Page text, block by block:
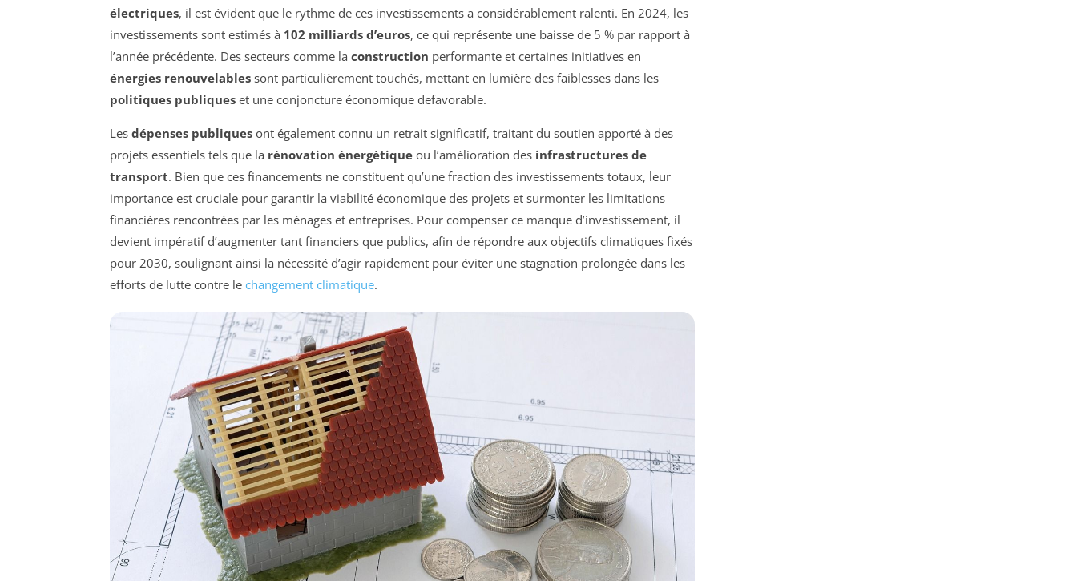
électriques, il est évident que le rythme de ces investissements a considérablement ralenti. En 2024, les
investissements sont estimés à 102 milliards d’euros, ce qui représente une baisse de 5 % par rapport à
l’année précédente. Des secteurs comme la construction performante et certaines initiatives en
énergies renouvelables sont particulièrement touchés, mettant en lumière des faiblesses dans les
politiques publiques et une conjoncture économique defavorable.
Les dépenses publiques ont également connu un retrait significatif, traitant du soutien apporté à des
projets essentiels tels que la rénovation énergétique ou l’amélioration des infrastructures de
transport. Bien que ces financements ne constituent qu’une fraction des investissements totaux, leur
importance est cruciale pour garantir la viabilité économique des projets et surmonter les limitations
financières rencontrées par les ménages et entreprises. Pour compenser ce manque d’investissement, il
devient impératif d’augmenter tant financiers que publics, afin de répondre aux objectifs climatiques fixés
pour 2030, soulignant ainsi la nécessité d’agir rapidement pour éviter une stagnation prolongée dans les
efforts de lutte contre le changement climatique.